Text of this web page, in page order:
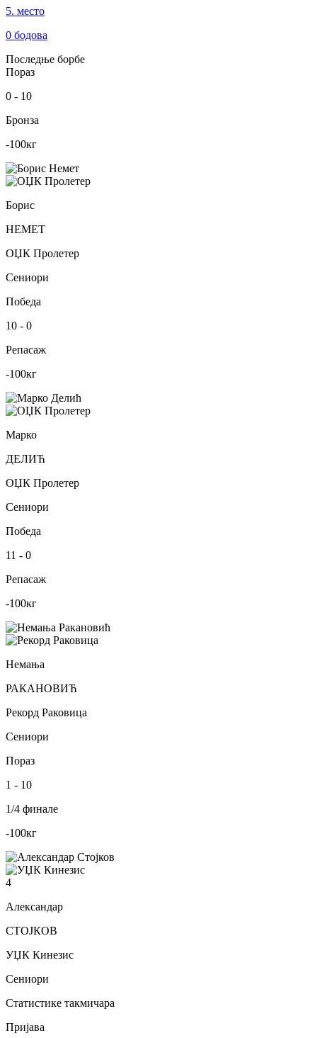
5. место
0 бодова
Последње борбе
Пораз
0 - 10
Бронза
-100кг
Борис
НЕМЕТ
ОЏК Пролетер
Сениори
Победа
10 - 0
Репасаж
-100кг
Марко
ДЕЛИЋ
ОЏК Пролетер
Сениори
Победа
11 - 0
Репасаж
-100кг
Немања
РАКАНОВИЋ
Рекорд Раковица
Сениори
Пораз
1 - 10
1/4 финале
-100кг
4
Александар
СТОЈКОВ
УЏК Кинезис
Сениори
Статистике такмичара
Пријава